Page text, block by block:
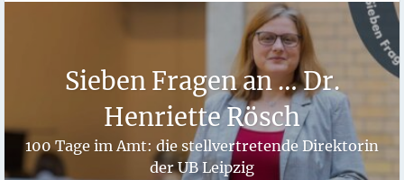
Sieben Fragen an … Dr.
Henriette Rösch
100 Tage im Amt: die stellvertretende Direktorin
der UB Leipzig